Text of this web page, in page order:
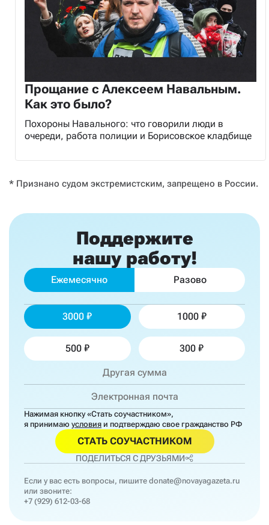
Прощание с Алексеем Навальным.
Как это было?
Похороны Навального: что говорили люди в
очереди, работа полиции и Борисовское кладбище
* Признано судом экстремистским, запрещено в России.
Поддержите
нашу работу!
Ежемесячно Разово
3000 1000
500 300
Нажимая кнопку «Стать соучастником»,
я принимаю условия и подтверждаю свое гражданство РФ
СТАТЬ СОУЧАСТНИКОМ
ПОДЕЛИТЬСЯ С ДРУЗЬЯМИ
Если у вас есть вопросы, пишите donate@novayagazeta.ru
или звоните:
+7 (929) 612-03-68